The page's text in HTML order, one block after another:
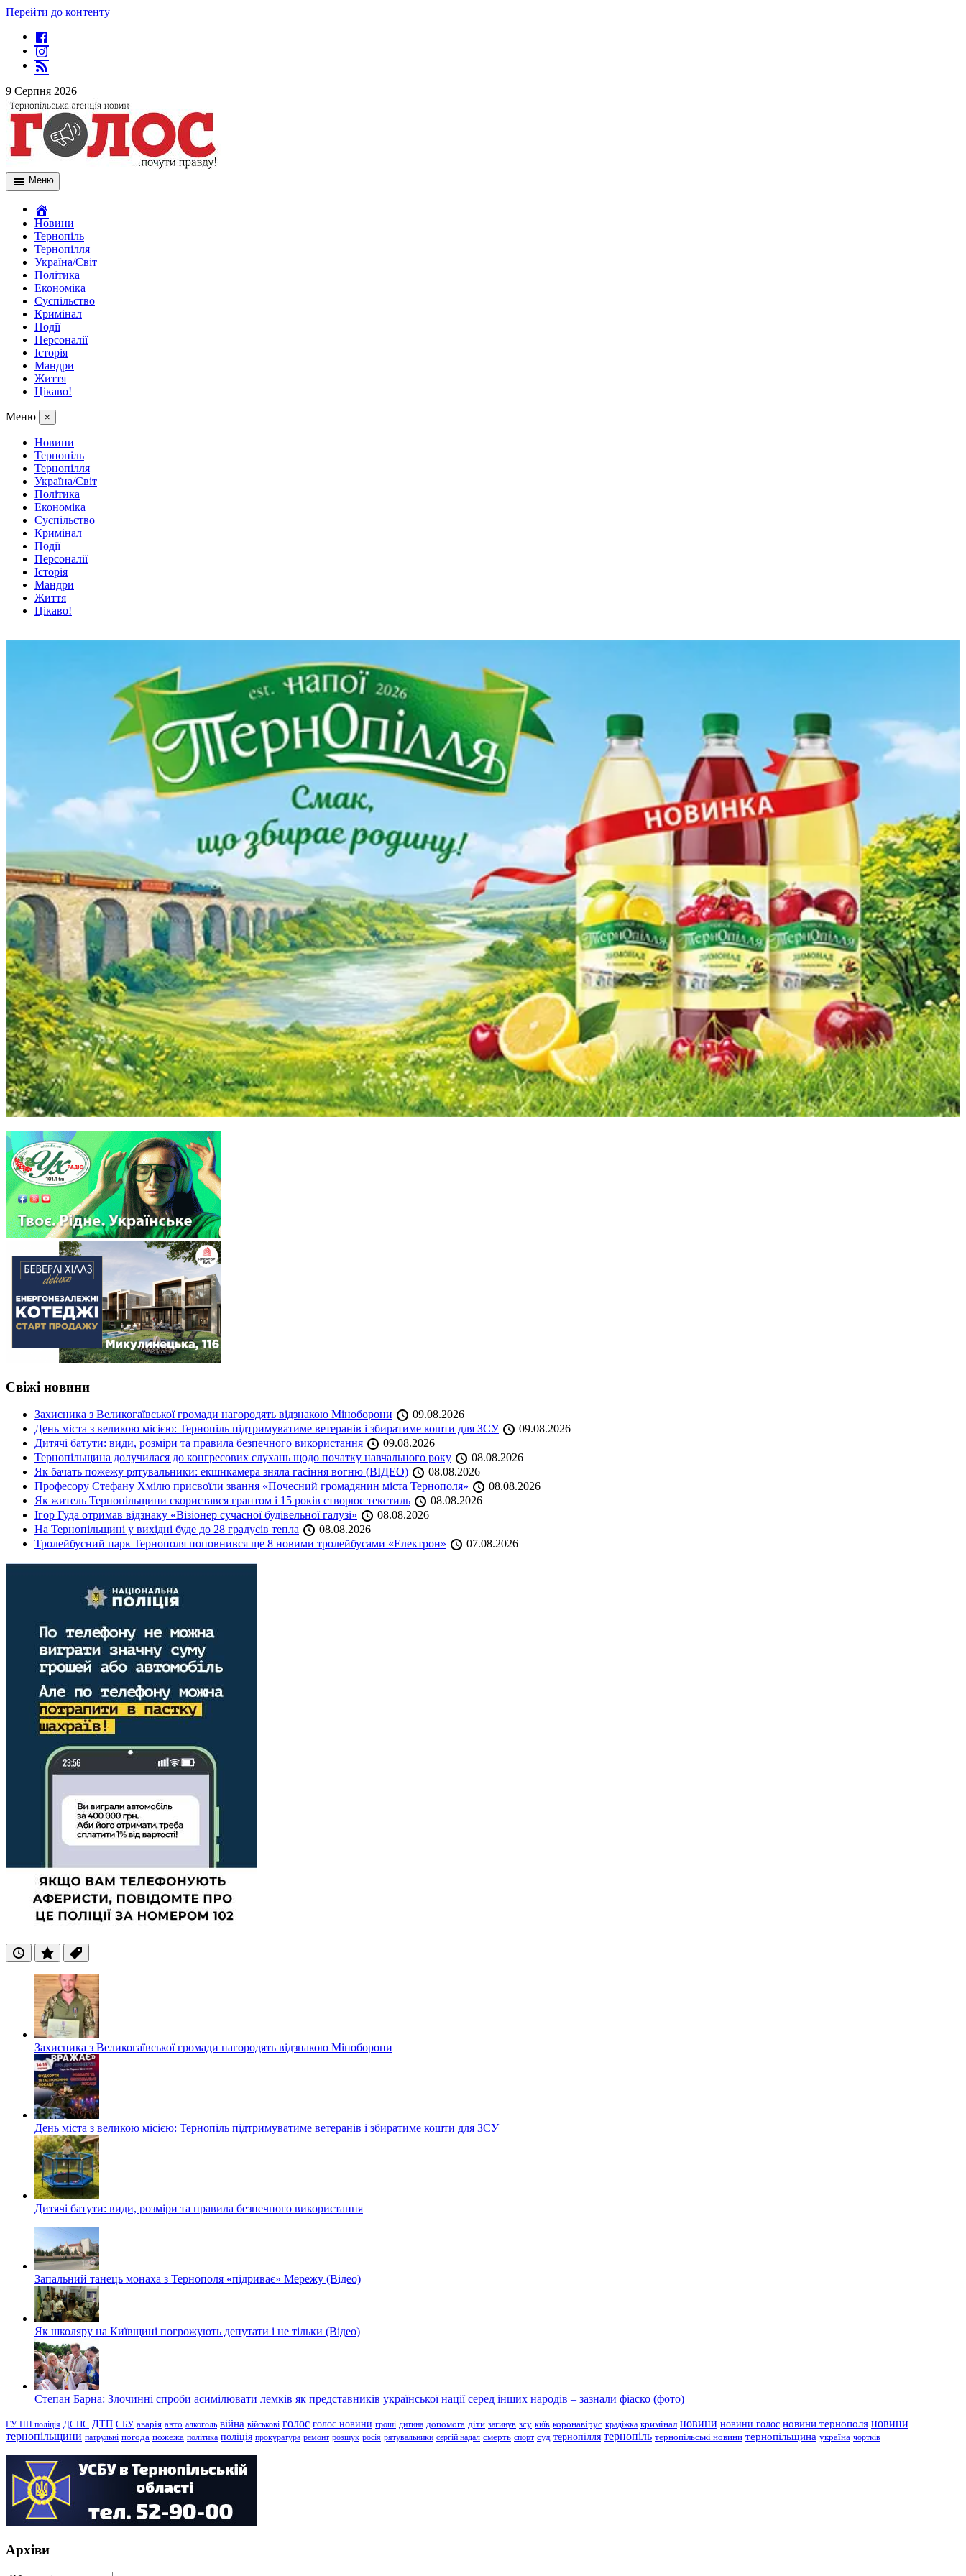
Перейти до контенту
9 Серпня 2026
Меню
Новини
Тернопіль
Тернопілля
Україна/Світ
Політика
Економіка
Суспільство
Кримінал
Події
Персоналії
Історія
Мандри
Життя
Цікаво!
Меню ×
Новини
Тернопіль
Тернопілля
Україна/Світ
Політика
Економіка
Суспільство
Кримінал
Події
Персоналії
Історія
Мандри
Життя
Цікаво!
Свіжі новини
Захисника з Великогаївської громади нагородять відзнакою Міноборони
09.08.2026
День міста з великою місією: Тернопіль підтримуватиме ветеранів і збиратиме кошти для ЗСУ
09.08.2026
Дитячі батути: види, розміри та правила безпечного використання
09.08.2026
Тернопільщина долучилася до конгресових слухань щодо початку навчального року
08.08.2026
Як бачать пожежу рятувальники: екшнкамера зняла гасіння вогню (ВІДЕО)
08.08.2026
Професору Стефану Хмілю присвоїли звання «Почесний громадянин міста Тернополя»
08.08.2026
Як житель Тернопільщини скористався грантом і 15 років створює текстиль
08.08.2026
Ігор Гуда отримав відзнаку «Візіонер сучасної будівельної галузі»
08.08.2026
На Тернопільщині у вихідні буде до 28 градусів тепла
08.08.2026
Тролейбусний парк Тернополя поповнився ще 8 новими тролейбусами «Електрон»
07.08.2026
ОстанніПопулярні
Теги
Захисника з Великогаївської громади нагородять відзнакою Міноборони
День міста з великою місією: Тернопіль підтримуватиме ветеранів і збиратиме кошти для ЗСУ
Дитячі батути: види, розміри та правила безпечного використання
Запальний танець монаха з Тернополя «підриває» Мережу (Відео)
Як школяру на Київщині погрожують депутати і не тільки (Відео)
Степан Барна: Злочинні спроби асимілювати лемків як представників української нації серед інших народів – зазнали фіаско (фото)
ГУ НП поліція ДСНС ДТП СБУ аварія авто алкоголь війна військові голос голос новини гроші дитина допомога діти загинув зсу київ коронавірус крадіжка кримінал новини новини голос новини тернополя новини
тернопільщини патрульні погода пожежа політика поліція прокуратура ремонт розшук росія рятувальники сергій надал смерть спорт суд тернопілля тернопіль тернопільські новини тернопільщина україна чортків
Архіви